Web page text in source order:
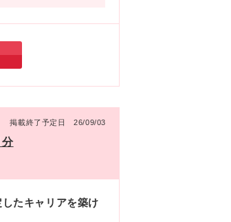
そんな方にこそ是非、応
掲載終了予定日 26/09/03
分
たキャリアを築け